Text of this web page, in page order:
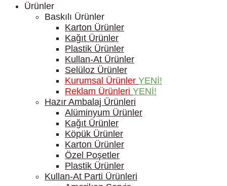
Ürünler
Baskılı Ürünler
Karton Ürünler
Kağıt Ürünler
Plastik Ürünler
Kullan-At Ürünler
Selüloz Ürünler
Kurumsal Ürünler YENİ!
Reklam Ürünleri YENİ!
Hazır Ambalaj Ürünleri
Alüminyum Ürünler
Kağıt Ürünler
Köpük Ürünler
Karton Ürünler
Özel Poşetler
Plastik Ürünler
Kullan-At Parti Ürünleri